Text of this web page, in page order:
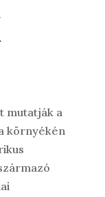
mutatják a
környékén